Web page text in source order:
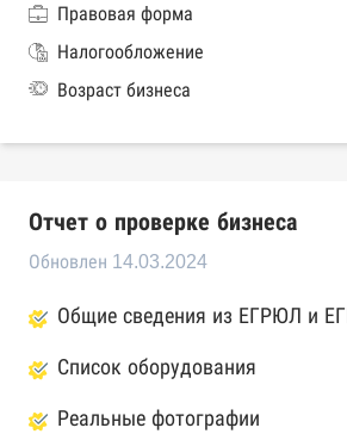
Правовая форма
Налогообложение
Возраст бизнеса
Отчет о проверке бизнеса
Обновлен 14.03.2024
Общие сведения из ЕГРЮЛ и
Список оборудования
Реальные фотографии